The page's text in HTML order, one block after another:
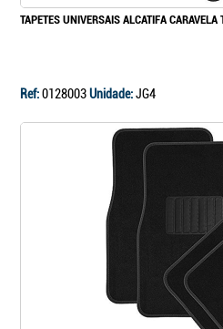
TAPETES UNIVERSAIS ALCATIFA
Ref:0128003Unidade:JG4